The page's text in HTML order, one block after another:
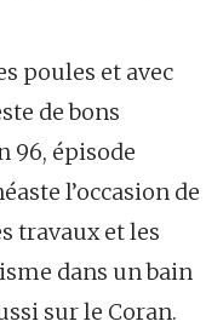
poules et avec
de bons
96, épisode
l’occasion de
travaux et les
dans un bain
sur le Coran.